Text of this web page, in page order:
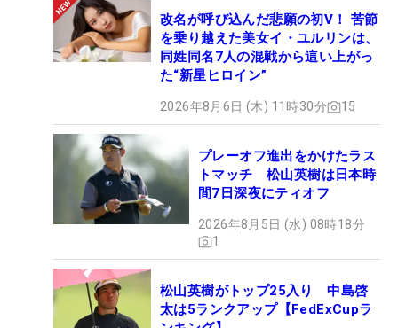
改名が呼び込んだ悲願の初V！ 苦節
を乗り越えた美女イ・ユルリンは、
同姓同名7人の混戦から這い上がっ
た“新星ヒロイン”
2026年8月6日 (木) 11時30分 15
プレーオフ進出をかけたラス
トマッチ 松山英樹は日本時
間7日深夜にティオフ
2026年8月5日 (水) 08時18分
1
松山英樹がトップ25入り 中島啓
太は5ランクアップ【FedExCupラ